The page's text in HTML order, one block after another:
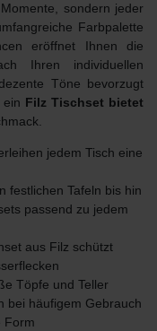
sondern jeder
Farbpalette
eröffnet Ihnen die
Ihren individuellen
Töne bevorzugt
Filz Tischset bietet
jedem Tisch eine
festlichen Tafeln bis hin
passend zu jedem
aus Filz schützt
Töpfe und Teller
bei häufigem Gebrauch
Form